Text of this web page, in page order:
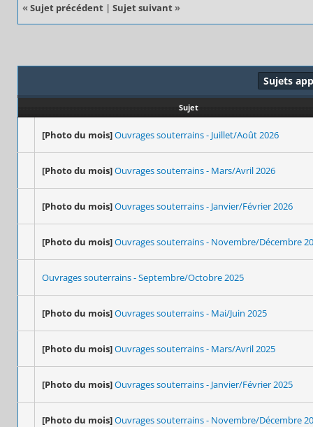
« Sujet précédent | Sujet suivant »
Sujets
Sujet
[Photo du mois]Ouvrages souterrains - Juillet/Août 2026
[Photo du mois]Ouvrages souterrains - Mars/Avril 2026
[Photo du mois]Ouvrages souterrains - Janvier/Février 2026
[Photo du mois]Ouvrages souterrains - Novembre/Décembre
Ouvrages souterrains - Septembre/Octobre 2025
[Photo du mois]Ouvrages souterrains - Mai/Juin 2025
[Photo du mois]Ouvrages souterrains - Mars/Avril 2025
[Photo du mois]Ouvrages souterrains - Janvier/Février 2025
[Photo du mois]Ouvrages souterrains - Novembre/Décembre